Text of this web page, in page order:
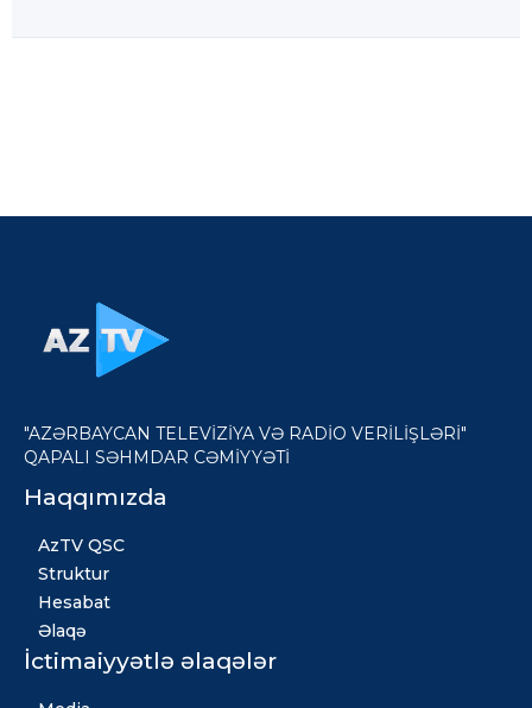
"AZƏRBAYCAN TELEVİZİYA VƏ RADİO VERİLİŞLƏRİ"
QAPALI SƏHMDAR CƏMİYYƏTİ
Haqqımızda
AzTV QSC
Struktur
Hesabat
Əlaqə
İctimaiyyətlə əlaqələr